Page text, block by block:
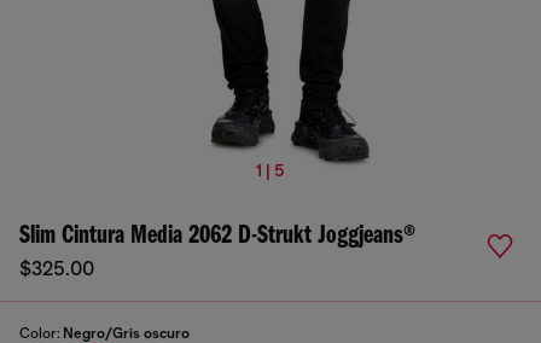
1 | 5
Slim Cintura Media 2062 D-Strukt Joggjeans®
$325.00
Color: Negro/Gris oscuro